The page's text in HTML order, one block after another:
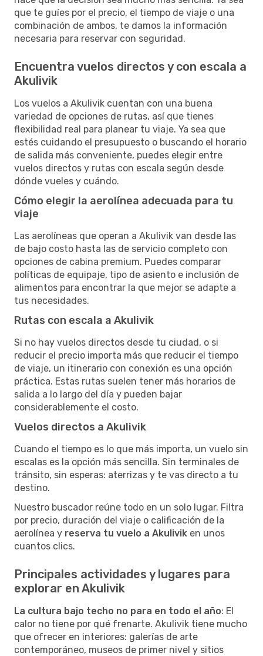
que te guíes por el precio, el tiempo de viaje o una
combinación de ambos, te damos la información
necesaria para reservar con seguridad.
Encuentra vuelos directos y con escala a
Akulivik
Los vuelos a Akulivik cuentan con una buena
variedad de opciones de rutas, así que tienes
flexibilidad real para planear tu viaje. Ya sea que
estés cuidando el presupuesto o buscando el horario
de salida más conveniente, puedes elegir entre
vuelos directos y rutas con escala según desde
dónde vueles y cuándo.
Cómo elegir la aerolínea adecuada para tu
viaje
Las aerolíneas que operan a Akulivik van desde las
de bajo costo hasta las de servicio completo con
opciones de cabina premium. Puedes comparar
políticas de equipaje, tipo de asiento e inclusión de
alimentos para encontrar la que mejor se adapte a
tus necesidades.
Rutas con escala a Akulivik
Si no hay vuelos directos desde tu ciudad, o si
reducir el precio importa más que reducir el tiempo
de viaje, un itinerario con conexión es una opción
práctica. Estas rutas suelen tener más horarios de
salida a lo largo del día y pueden bajar
considerablemente el costo.
Vuelos directos a Akulivik
Cuando el tiempo es lo que más importa, un vuelo sin
escalas es la opción más sencilla. Sin terminales de
tránsito, sin esperas: aterrizas y te vas directo a tu
destino.
Nuestro buscador reúne todo en un solo lugar. Filtra
por precio, duración del viaje o calificación de la
aerolínea y reserva tu vuelo a Akulivik en unos
cuantos clics.
Principales actividades y lugares para
explorar en Akulivik
La cultura bajo techo no para en todo el año: El
calor no tiene por qué frenarte. Akulivik tiene mucho
que ofrecer en interiores: galerías de arte
contemporáneo, museos de primer nivel y sitios